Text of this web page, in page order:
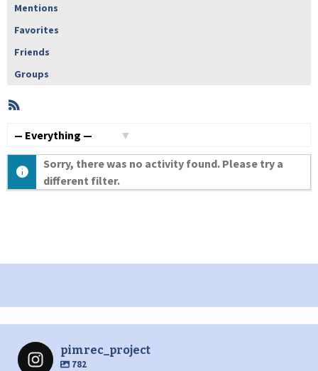
Mentions
Favorites
Friends
Groups
Member
Activities
Sorry, there was no activity found. Please try a
different filter.
pimrec_project
782